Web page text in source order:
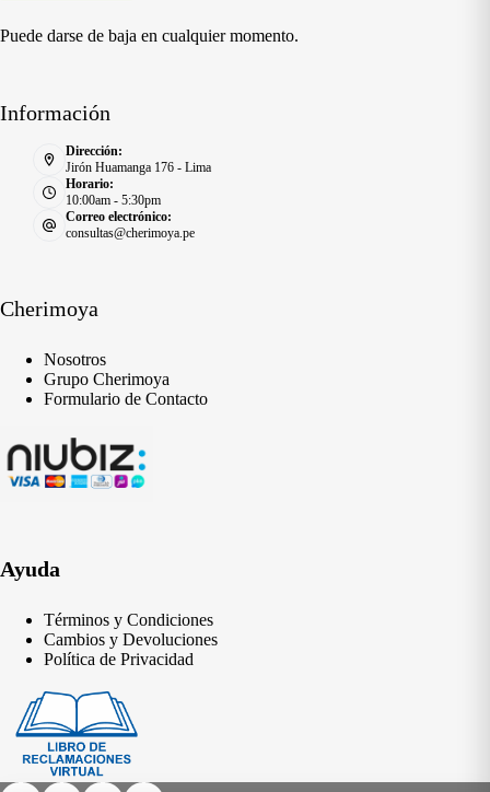
Puede darse de baja en cualquier momento.
Información
Dirección:
Jirón Huamanga 176 - Lima
Horario:
10:00am - 5:30pm
Correo electrónico:
consultas@cherimoya.pe
Cherimoya
Nosotros
Grupo Cherimoya
Formulario de Contacto
Ayuda
Términos y Condiciones
Cambios y Devoluciones
Política de Privacidad